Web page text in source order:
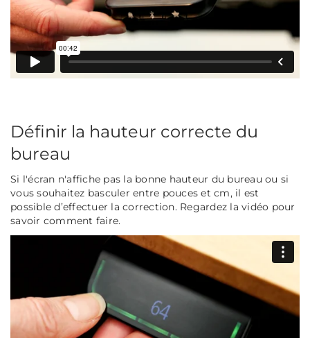
Définir la hauteur correcte du
bureau
Si l'écran n'affiche pas la bonne hauteur du bureau ou si
vous souhaitez basculer entre pouces et cm, il est
possible d’effectuer la correction. Regardez la vidéo pour
savoir comment faire.